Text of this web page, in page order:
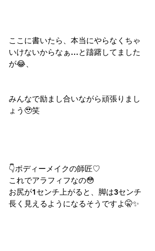
ここに書いたら、本当にやらなくちゃ
いけないからなぁ…と躊躇してました
が😂、
みんなで励まし合いながら頑張りまし
ょう🥹笑
👇ボディーメイクの師匠♡
これでアラフィフなの😳
お尻が1センチ上がると、脚は3センチ
長く見えるようになるそうですよ🤫✨